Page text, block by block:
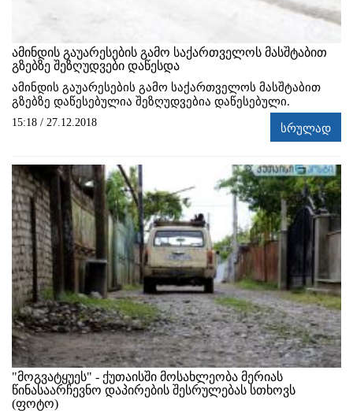
ამინდის გაუარესების გამო საქართველოს მასშტაბით
გზებზე შეზღუდვები დაწესდა
ამინდის გაუარესების გამო საქართველოს მასშტაბით
გზებზე დაწესებულია შეზღუდვებია დაწესებული.
15:18 / 27.12.2018 სრულად
"მოგვატყუეს" - ქუთაისში მოსახლეობა მერიას
წინასაარჩევნო დაპირების შესრულებას სთხოვს
(ფოტო)